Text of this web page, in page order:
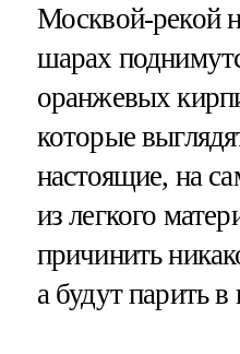
Москвой-рекой
шарах
оранжевых
которые
настоящие, на
из легкого
причинить
а будут парить в